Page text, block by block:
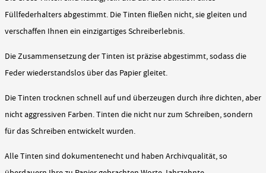
Füllfederhalters abgestimmt. Die Tinten fließen nicht, sie gleiten und
verschaffen Ihnen ein einzigartiges Schreiberlebnis.
Die Zusammensetzung der Tinten ist präzise abgestimmt, sodass die
Feder wiederstandslos über das Papier gleitet.
Die Tinten trocknen schnell auf und überzeugen durch ihre dichten, aber
nicht aggressiven Farben. Tinten die nicht nur zum Schreiben, sondern
für das Schreiben entwickelt wurden.
Alle Tinten sind dokumentenecht und haben Archivqualität, so